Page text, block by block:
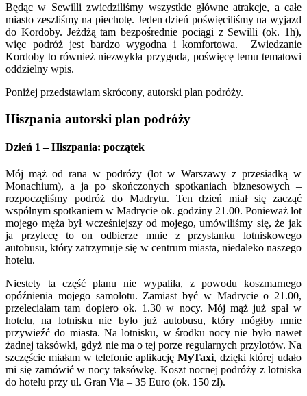
Będąc w Sewilli zwiedziliśmy wszystkie główne atrakcje, a całe
miasto zeszliśmy na piechotę. Jeden dzień poświęciliśmy na wyjazd
do Kordoby. Jeżdżą tam bezpośrednie pociągi z Sewilli (ok. 1h),
więc podróż jest bardzo wygodna i komfortowa. Zwiedzanie
Kordoby to również niezwykła przygoda, poświęcę temu tematowi
oddzielny wpis.
Poniżej przedstawiam skrócony, autorski plan podróży.
Hiszpania autorski plan podróży
Dzień 1 – Hiszpania: początek
Mój mąż od rana w podróży (lot w Warszawy z przesiadką w
Monachium), a ja po skończonych spotkaniach biznesowych –
rozpoczęliśmy podróż do Madrytu. Ten dzień miał się zacząć
wspólnym spotkaniem w Madrycie ok. godziny 21.00. Ponieważ lot
mojego męża był wcześniejszy od mojego, umówiliśmy się, że jak
ja przylecę to on odbierze mnie z przystanku lotniskowego
autobusu, który zatrzymuje się w centrum miasta, niedaleko naszego
hotelu.
Niestety ta część planu nie wypaliła, z powodu koszmarnego
opóźnienia mojego samolotu. Zamiast być w Madrycie o 21.00,
przeleciałam tam dopiero ok. 1.30 w nocy. Mój mąż już spał w
hotelu, na lotnisku nie było już autobusu, który mógłby mnie
przywieźć do miasta. Na lotnisku, w środku nocy nie było nawet
żadnej taksówki, gdyż nie ma o tej porze regularnych przylotów. Na
szczęście miałam w telefonie aplikację MyTaxi, dzięki której udało
mi się zamówić w nocy taksówkę. Koszt nocnej podróży z lotniska
do hotelu przy ul. Gran Via – 35 Euro (ok. 150 zł).